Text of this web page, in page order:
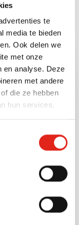
te
media te bieden
Ook delen we
met onze
en analyse. Deze
met andere
die ze hebben
hun services.